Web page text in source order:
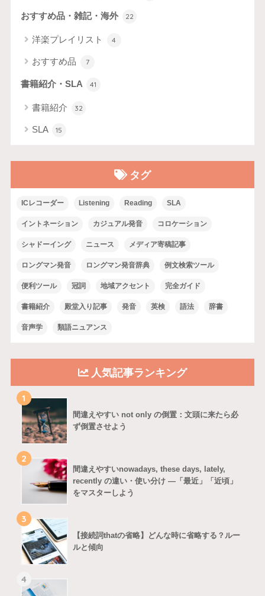
おすすめ品・雑記・海外 22
洋楽プレイリスト 4
おすすめ品 7
書籍紹介・SLA 41
書籍紹介 32
SLA 15
タグ
ICレコーダー Listening Reading SLA
イントネーション カジュアル発音 コロケーション
シャドーイング ニュース メディア寄稿記事
ロングマン発音 ロングマン発音辞典 例文検索ツール
便利ツール 冠詞 地域アクセント 完全ガイド
書籍紹介 殿堂入り記事 発音 英検 語法 辞書
音声学 類語ニュアンス
人気記事ランキング
1
間違えやすい not only の倒置：文頭に来たら必
ず倒置させよう
2
間違えやすいnowadays, these days, lately,
recently の違い・使い分け ―「最近」「近頃」
をマスターしよう
3
【接続詞thatの省略】どんな時に省略する？ルー
ルと傾向
4